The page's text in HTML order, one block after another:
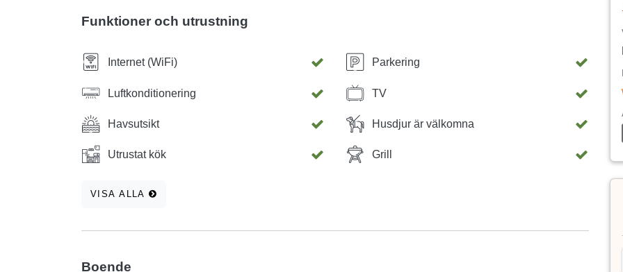
gården finns en trädgård med grill och trädgårdsmöbler för gästerna och en lekplats. Husdjur är tillåtna i
lägenheterna. Vi erbjuder också en tvättservice. Den närmaste stormarknaden ligger 100 meter bort,
medan restauranger och barer ligger 300 meter bort. Gästerna kan besöka ön Korčula med färja eller
båt, 1 km bort.
Funktioner och utrustning
Internet (WiFi) Parkering
Luftkonditionering TV
Havsutsikt Husdjur är välkomna
Utrustat kök Grill
VISA ALLA
Boende